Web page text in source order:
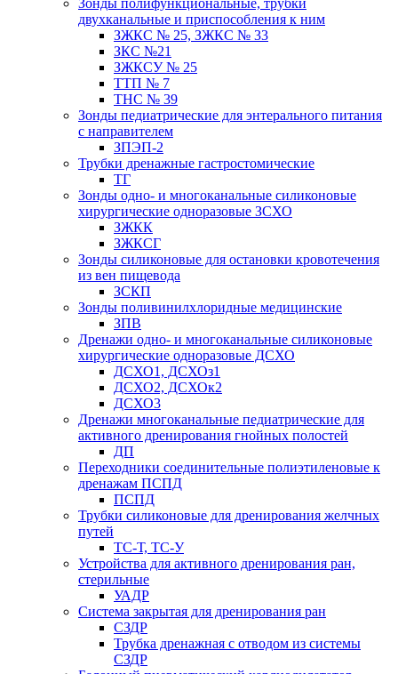
двухканальные и приспособления к ним
ЗЖКС № 25, ЗЖКС № 33
ЗКС №21
ЗЖКСУ № 25
ТТП № 7
ТНС № 39
Зонды педиатрические для энтерального питания
с направителем
ЗПЭП-2
Трубки дренажные гастростомические
ТГ
Зонды одно- и многоканальные силиконовые
хирургические одноразовые ЗСХО
ЗЖКК
ЗЖКСГ
Зонды силиконовые для остановки кровотечения
из вен пищевода
ЗСКП
Зонды поливинилхлоридные медицинские
ЗПВ
Дренажи одно- и многоканальные силиконовые
хирургические одноразовые ДСХО
ДСХО1, ДСХОз1
ДСХО2, ДСХОк2
ДСХО3
Дренажи многоканальные педиатрические для
активного дренирования гнойных полостей
ДП
Переходники соединительные полиэтиленовые к
дренажам ПСПД
ПСПД
Трубки силиконовые для дренирования желчных
путей
ТС-Т, ТС-У
Устройства для активного дренирования ран,
стерильные
УАДР
Система закрытая для дренирования ран
СЗДР
Трубка дренажная с отводом из системы
СЗДР